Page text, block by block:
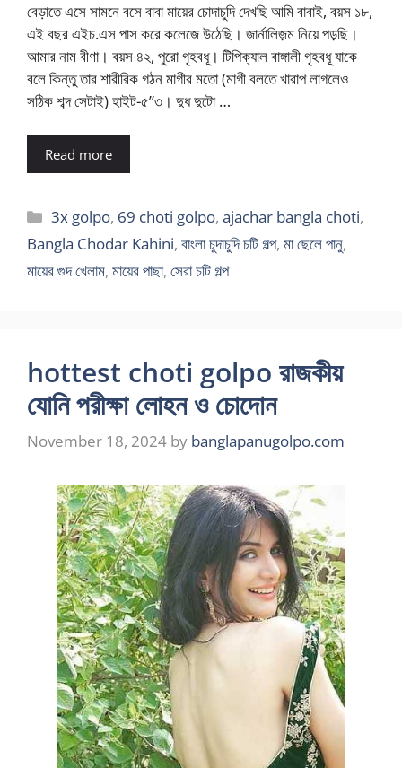
বেড়াতে এসে সামনে বসে বাবা মায়ের চোদাচুদি দেখছি আমি বাবাই, বয়স ১৮,
এই বছর এইচ.এস পাস করে কলেজে উঠেছি। জার্নালিজ়ম নিয়ে পড়ছি।
আমার নাম বীণা। বয়স ৪২, পুরো গৃহবধূ। টিপিক্যাল বাঙ্গালী গৃহবধূ যাকে
বলে কিন্তু তার শারীরিক গঠন মাগীর মতো (মাগী বলতে খারাপ লাগলেও
সঠিক শব্দ সেটাই) হাইট-৫”৩। দুধ দুটো …
Read more
Categories
3x golpo, 69 choti golpo,ajachar bangla choti,
Bangla Chodar Kahini, বাংলা চুদাচুদি চটি গল্প, মা ছেলে পানু,
মায়ের গুদ খেলাম, মায়ের পাছা, সেরা চটি গল্প
hottest choti golpo রাজকীয়
যোনি পরীক্ষা লোহন ও চোদোন
November 18, 2024 by banglapanugolpo.com